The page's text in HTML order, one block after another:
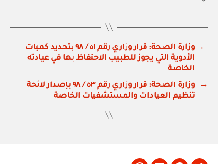
←
وزارة الصحة: قرار وزاري رقم ٥١ / ٩٨ بتحديد كميات
الأدوية التي يجوز للطبيب الاحتفاظ بها في عيادته
الخاصة
→
وزارة الصحة: قرار وزاري رقم ٥٣ / ٩٨ بإصدار لائحة
تنظيم العيادات والمستشفيات الخاصة